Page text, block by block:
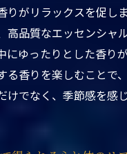
が選ぶおすすめのオイ
クゼーション効果を
後に飲みたいおすすめ
心のバランスを整える
ドスパで期待できる改
用する
りがリラックスを促し
高品質なエッセンシャ
にゆったりとした香り
る香りを楽しむことで
けでなく、季節感を感